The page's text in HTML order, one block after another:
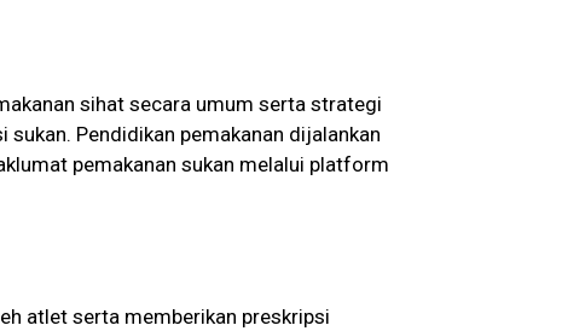
sihat secara umum serta strategi
Pendidikan pemakanan dijalankan
pemakanan sukan melalui platform
atlet serta memberikan preskripsi